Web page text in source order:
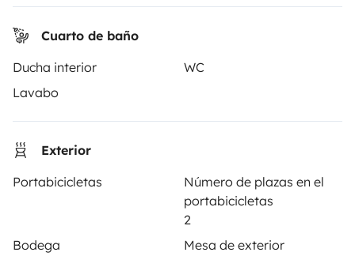
Cuarto de baño
Ducha interior
WC
Lavabo
Exterior
Portabicicletas
Número de plazas en el
portabicicletas
2
Bodega
Mesa de exterior
Alquilar una autocaravana
Las opiniones de nuestros usuarios
Ayuda viajero
PROPIETARIOS